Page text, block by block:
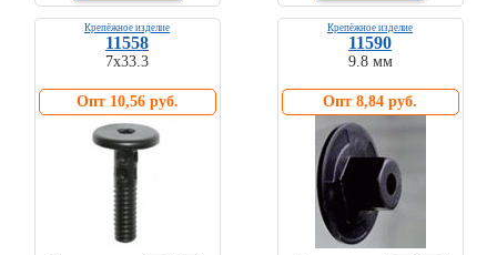
Крепёжное изделие
11558
7х33.3
Опт 10,56 руб.
Крепёжное изделие
11590
9.8 мм
Опт 8,84 руб.